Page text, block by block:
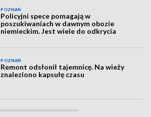
POZNAŃ
Policyjni spece pomagają w
poszukiwaniach w dawnym obozie
niemieckim. Jest wiele do odkrycia
POZNAŃ
Remont odsłonił tajemnicę. Na wieży
znaleziono kapsułę czasu